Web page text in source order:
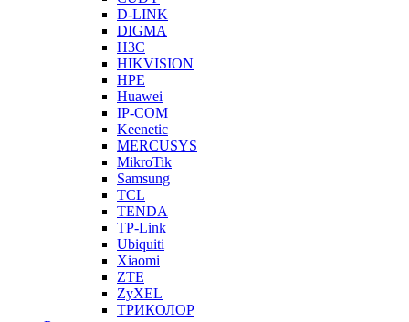
D-LINK
DIGMA
H3C
HIKVISION
HPE
Huawei
IP-COM
Keenetic
MERCUSYS
MikroTik
Samsung
TCL
TENDA
TP-Link
Ubiquiti
Xiaomi
ZTE
ZyXEL
ТРИКОЛОР